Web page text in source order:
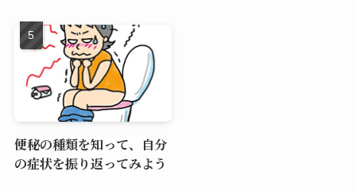
便秘の種類を知って、自分
の症状を振り返ってみよう